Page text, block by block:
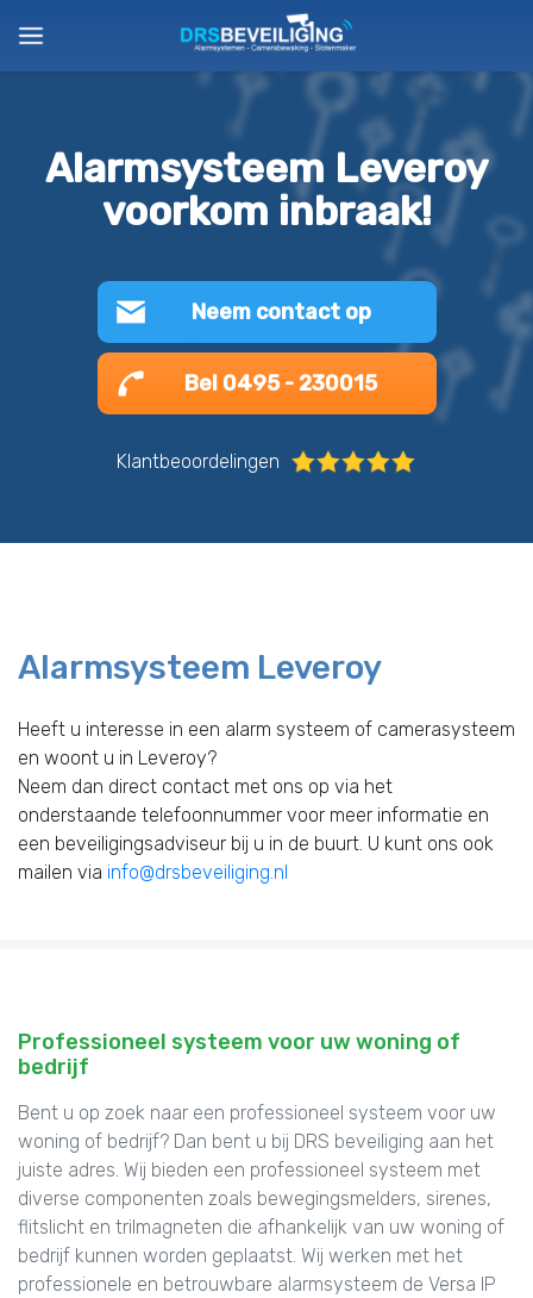
Alarmsysteem Leveroy
voorkom inbraak!
Neem contact op
Bel 0495 - 230015
Klantbeoordelingen
Alarmsysteem Leveroy
Heeft u interesse in een alarm systeem of camerasysteem
en woont u in Leveroy?
Neem dan direct contact met ons op via het
onderstaande telefoonnummer voor meer informatie en
een beveiligingsadviseur bij u in de buurt. U kunt ons ook
mailen via info@drsbeveiliging.nl
Professioneel systeem voor uw woning of
bedrijf
Bent u op zoek naar een professioneel systeem voor uw
woning of bedrijf? Dan bent u bij DRS beveiliging aan het
juiste adres. Wij bieden een professioneel systeem met
diverse componenten zoals bewegingsmelders, sirenes,
flitslicht en trilmagneten die afhankelijk van uw woning of
bedrijf kunnen worden geplaatst. Wij werken met het
professionele en betrouwbare alarmsysteem de Versa IP